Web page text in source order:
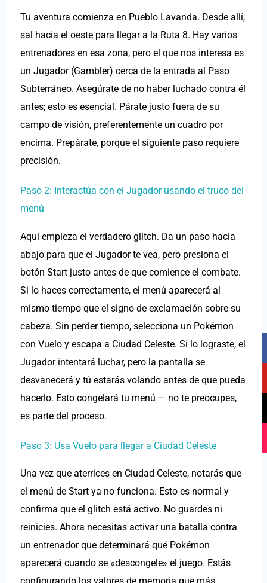
Tu aventura comienza en Pueblo Lavanda. Desde allí,
sal hacia el oeste para llegar a la Ruta 8. Hay varios
entrenadores en esa zona, pero el que nos interesa es
un Jugador (Gambler) cerca de la entrada al Paso
Subterráneo. Asegúrate de no haber luchado contra él
antes; esto es esencial. Párate justo fuera de su
campo de visión, preferentemente un cuadro por
encima. Prepárate, porque el siguiente paso requiere
precisión.
Paso 2: Interactúa con el Jugador usando el truco del
menú
Aquí empieza el verdadero glitch. Da un paso hacia
abajo para que el Jugador te vea, pero presiona el
botón Start justo antes de que comience el combate.
Si lo haces correctamente, el menú aparecerá al
mismo tiempo que el signo de exclamación sobre su
cabeza. Sin perder tiempo, selecciona un Pokémon
con Vuelo y escapa a Ciudad Celeste. Si lo lograste, el
Jugador intentará luchar, pero la pantalla se
desvanecerá y tú estarás volando antes de que pueda
hacerlo. Esto congelará tu menú — no te preocupes,
es parte del proceso.
Paso 3: Usa Vuelo para llegar a Ciudad Celeste
Una vez que aterrices en Ciudad Celeste, notarás que
el menú de Start ya no funciona. Esto es normal y
confirma que el glitch está activo. No guardes ni
reinicies. Ahora necesitas activar una batalla contra
un entrenador que determinará qué Pokémon
aparecerá cuando se «descongele» el juego. Estás